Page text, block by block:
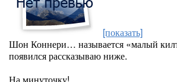
[показать]
Шон Коннери… называется «малый
появился рассказываю ниже.